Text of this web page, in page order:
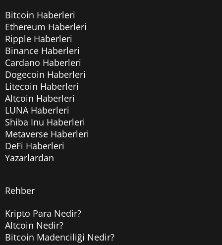
Bitcoin Haberleri
Ethereum Haberleri
Ripple Haberleri
Binance Haberleri
Cardano Haberleri
Dogecoin Haberleri
Litecoin Haberleri
Altcoin Haberleri
LUNA Haberleri
Shiba Inu Haberleri
Metaverse Haberleri
DeFi Haberleri
Yazarlardan
Rehber
Kripto Para Nedir?
Altcoin Nedir?
Bitcoin Madenciliği Nedir?